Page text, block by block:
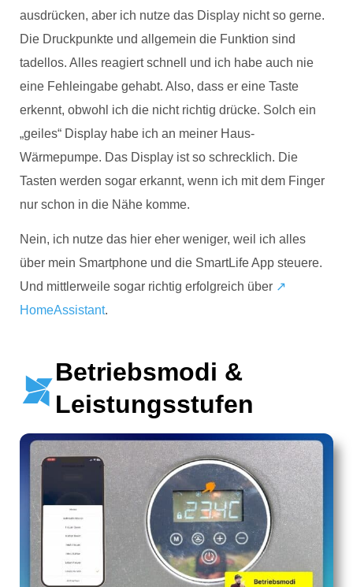
ausdrücken, aber ich nutze das Display nicht so gerne.
Die Druckpunkte und allgemein die Funktion sind
tadellos. Alles reagiert schnell und ich habe auch nie
eine Fehleingabe gehabt. Also, dass er eine Taste
erkennt, obwohl ich die nicht richtig drücke. Solch ein
„geiles“ Display habe ich an meiner Haus-
Wärmepumpe. Das Display ist so schrecklich. Die
Tasten werden sogar erkannt, wenn ich mit dem Finger
nur schon in die Nähe komme.
Nein, ich nutze das hier eher weniger, weil ich alles
über mein Smartphone und die SmartLife App steuere.
Und mittlerweile sogar richtig erfolgreich über ↗
HomeAssistant.
Betriebsmodi &
Leistungsstufen